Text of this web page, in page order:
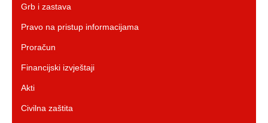
Grb i zastava
Pravo na pristup informacijama
Proračun
Financijski izvještaji
Akti
Civilna zaštita